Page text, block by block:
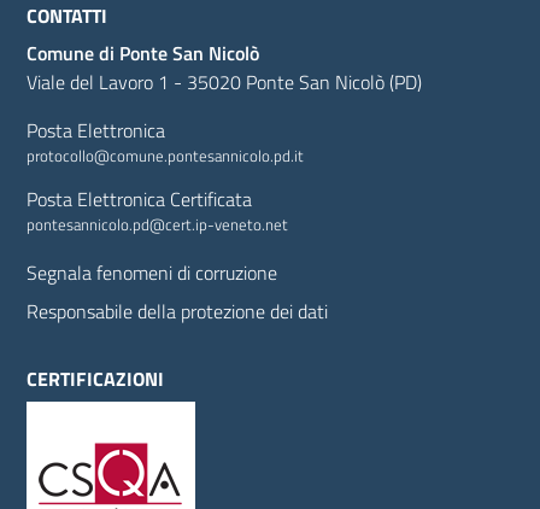
CONTATTI
Comune di Ponte San Nicolò
Viale del Lavoro 1 - 35020 Ponte San Nicolò (PD)
Posta Elettronica
protocollo@comune.pontesannicolo.pd.it
Posta Elettronica Certificata
pontesannicolo.pd@cert.ip-veneto.net
Segnala fenomeni di corruzione
Responsabile della protezione dei dati
CERTIFICAZIONI